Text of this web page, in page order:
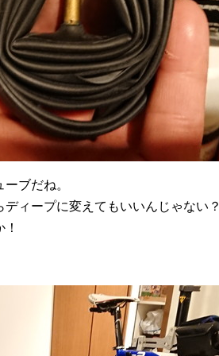
ブだね。
ィープに変えてもいいんじゃない？